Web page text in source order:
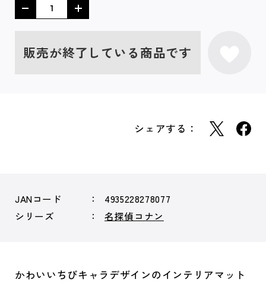
販売が終了している商品です
シェアする：
JANコード
4935228278077
シリーズ
名探偵コナン
かわいいちびキャラデザインのインテリアマット